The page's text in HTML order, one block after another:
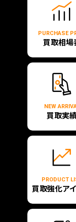
PURCHASE
買取相場
NEW
買取実
PRODUCT
買取強化ア